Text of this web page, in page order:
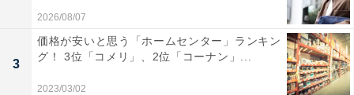
2026/08/07
3
価格が安いと思う「ホームセンター」ランキン
グ！ 3位「コメリ」、2位「コーナン」...
2023/03/02